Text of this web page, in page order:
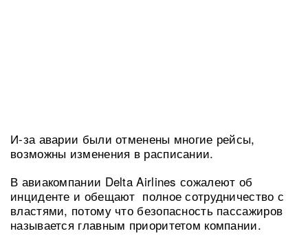
И-за аварии были отменены многие рейсы,
возможны изменения в расписании.
В авиакомпании Delta Airlines сожалеют об
инциденте и обещают полное сотрудничество с
властями, потому что безопасность пассажиров
называется главным приоритетом компании.